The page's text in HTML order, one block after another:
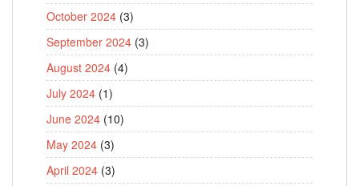
October 2024 (3)
September 2024 (3)
August 2024 (4)
July 2024 (1)
June 2024 (10)
May 2024 (3)
April 2024 (3)